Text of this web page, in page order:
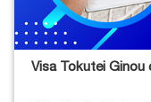
Visa Tokutei